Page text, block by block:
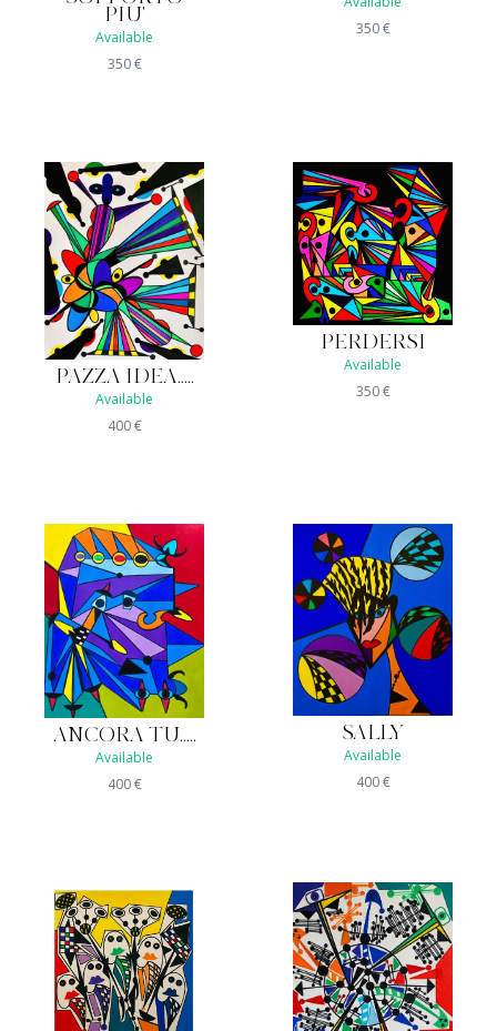
PIU'
Available
350€
350€
PAZZA IDEA.....
Available
400€
PERDERSI
Available
350€
ANCORA TU.....
Available
400€
SALLY
Available
400€